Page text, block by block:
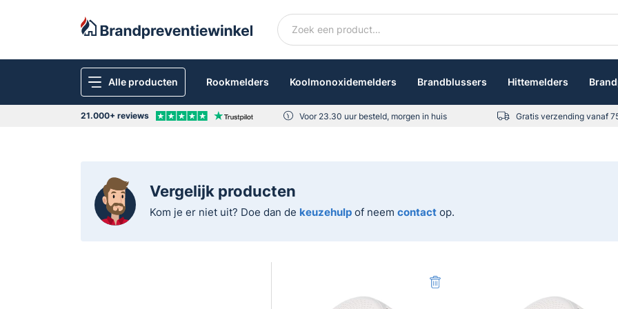
Alle producten Rookmelders Koolmonoxidemelders Brandblussers Hittemelders
21.000+ reviews Voor 23.30 uur besteld, morgen in huis Gratis verzending vanaf
Vergelijk producten
Kom je er niet uit? Doe dan de keuzehulp of neem contact op.
X-Sense XS01
X-Sense XS01-W